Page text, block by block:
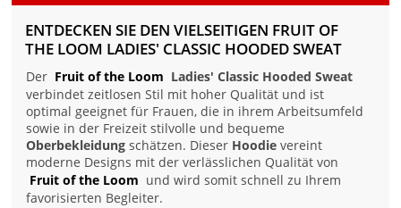
ENTDECKEN SIE DEN VIELSEITIGEN FRUIT OF
THE LOOM LADIES' CLASSIC HOODED SWEAT
Der Fruit of the Loom Ladies' Classic Hooded Sweat
verbindet zeitlosen Stil mit hoher Qualität und ist
optimal geeignet für Frauen, die in ihrem Arbeitsumfeld
sowie in der Freizeit stilvolle und bequeme
Oberbekleidung schätzen. Dieser Hoodie vereint
moderne Designs mit der verlässlichen Qualität von
Fruit of the Loom und wird somit schnell zu Ihrem
favorisierten Begleiter.